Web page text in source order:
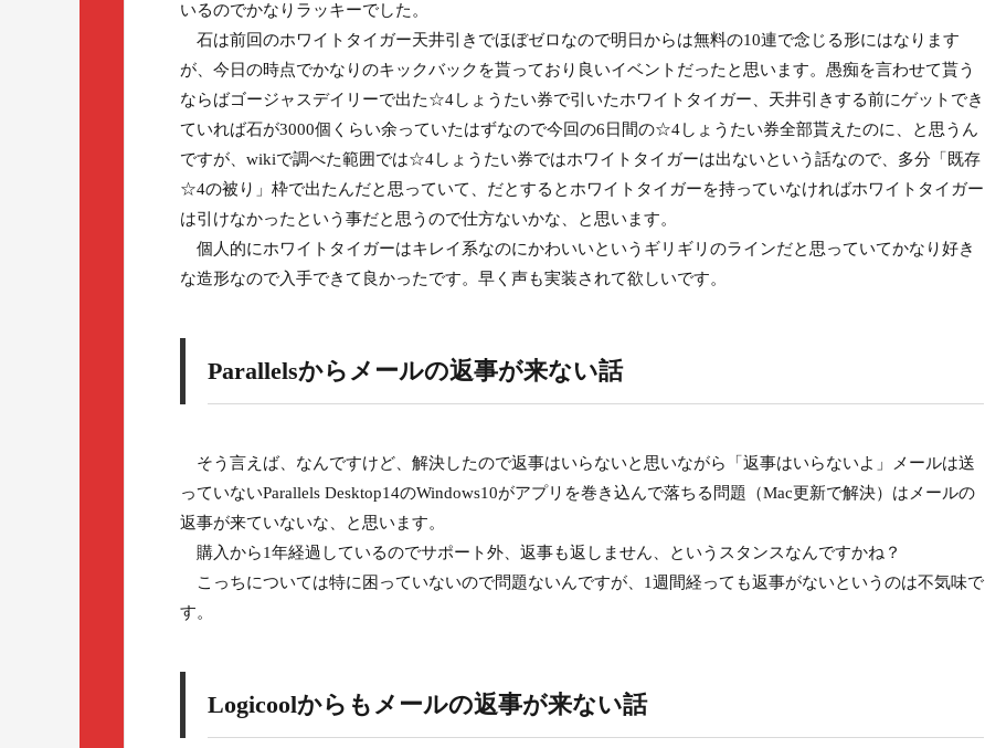
いるのでかなりラッキーでした。
石は前回のホワイトタイガー天井引きでほぼゼロなので明日からは無料の10連で念じる形にはなります
が、今日の時点でかなりのキックバックを貰っており良いイベントだったと思います。愚痴を言わせて貰う
ならばゴージャスデイリーで出た☆4しょうたい券で引いたホワイトタイガー、天井引きする前にゲットでき
ていれば石が3000個くらい余っていたはずなので今回の6日間の☆4しょうたい券全部貰えたのに、と思うん
ですが、wikiで調べた範囲では☆4しょうたい券ではホワイトタイガーは出ないという話なので、多分「既存
☆4の被り」枠で出たんだと思っていて、だとするとホワイトタイガーを持っていなければホワイトタイガー
は引けなかったという事だと思うので仕方ないかな、と思います。
個人的にホワイトタイガーはキレイ系なのにかわいいというギリギリのラインだと思っていてかなり好き
な造形なので入手できて良かったです。早く声も実装されて欲しいです。
Parallelsからメールの返事が来ない話
そう言えば、なんですけど、解決したので返事はいらないと思いながら「返事はいらないよ」メールは送
っていないParallels Desktop14のWindows10がアプリを巻き込んで落ちる問題（Mac更新で解決）はメールの
返事が来ていないな、と思います。
購入から1年経過しているのでサポート外、返事も返しません、というスタンスなんですかね？
こっちについては特に困っていないので問題ないんですが、1週間経っても返事がないというのは不気味で
す。
Logicoolからもメールの返事が来ない話